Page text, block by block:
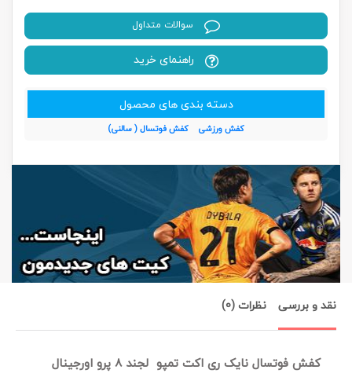
سوالات متداول
راهنمای خرید
دسته بندی های محصول
کفش ورزشی کفش فوتسال ( سالنی)
نقد و بررسی نظرات (0)
کفش فوتسال نایک ری اکت تمپو لجند 8 پرو اورجینال